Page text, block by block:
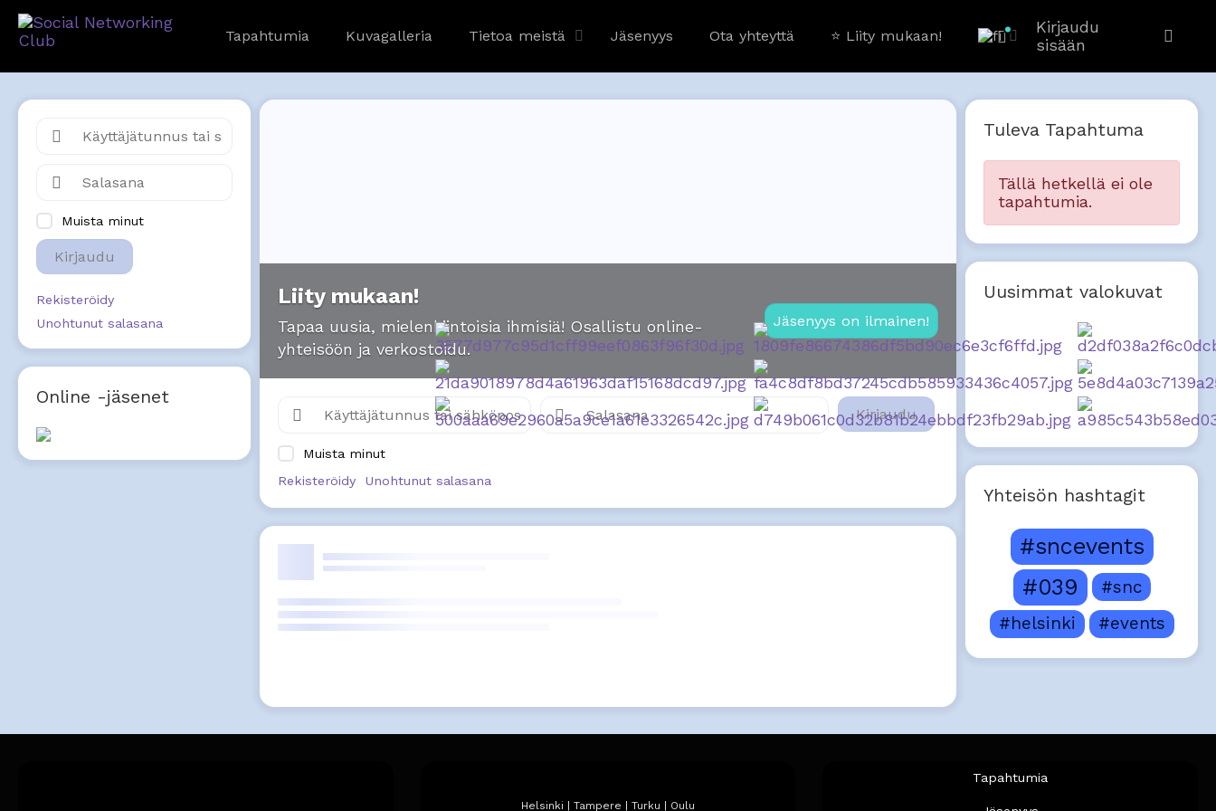
Tapahtumia Kuvagalleria Tietoa meistä Jäsenyys Ota yhteyttä ⭐️ Liity mukaan!
Kirjaudu
sisään
Liity mukaan!
Tapaa uusia, mielenkiintoisia ihmisiä! Osallistu online-
yhteisöön ja verkostoidu.
Jäsenyys on ilmainen!
Kirjaudu
Muista minut
Rekisteröidy
Unohtunut salasana
Muista minut
Kirjaudu
Rekisteröidy
Unohtunut salasana
Online -jäsenet
Tuleva Tapahtuma
Tällä hetkellä ei ole
tapahtumia.
Uusimmat valokuvat
Yhteisön hashtagit
#sncevents
#039
#snc
#helsinki
#events
Helsinki | Tampere | Turku | Oulu
Tapahtumia